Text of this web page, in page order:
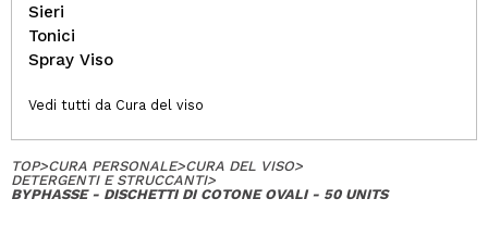
Sieri
Tonici
Spray Viso
Vedi tutti da Cura del viso
TOP>CURA PERSONALE>CURA DEL VISO>
DETERGENTI E STRUCCANTI>
BYPHASSE - DISCHETTI DI COTONE OVALI - 50 UNITS